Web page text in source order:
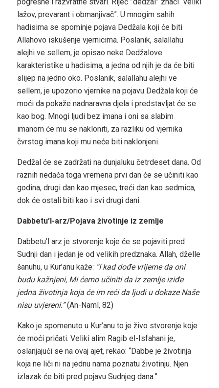
lažov, prevarant i obmanjivač”. U mnogim sahih
hadisima se spominje pojava Dedžala koji će biti
Allahovo iskušenje vjernicima. Poslanik, salallahu
alejhi ve sellem, je opisao neke Dedžalove
karakteristike u hadisima, a jedna od njih je da će biti
slijep na jedno oko. Poslanik, salallahu alejhi ve
sellem, je upozorio vjernike na pojavu Dedžala koji će
moći da pokaže nadnaravna djela i predstavljat će se
kao bog. Mnogi ljudi bez imana i oni sa slabim
imanom će mu se nakloniti, za razliku od vjernika
čvrstog imana koji mu neće biti naklonjeni.
Dedžal će se zadržati na dunjaluku četrdeset dana. Od
raznih nedaća toga vremena prvi dan će se učiniti kao
godina, drugi dan kao mjesec, treći dan kao sedmica,
dok će ostali biti kao i svi drugi dani.
Dabbetu’l-arz/Pojava životinje iz zemlje
Dabbetu’l arz je stvorenje koje će se pojaviti pred
Sudnji dan i jedan je od velikih predznaka. Allah, dželle
šanuhu, u Kur’anu kaže: “I kad dođe vrijeme da oni
budu kažnjeni, Mi ćemo učiniti da iz zemlje iziđe
jedna životinja koja će im reći da ljudi u dokaze Naše
nisu uvjereni.”(An-Naml, 82)
Kako je spomenuto u Kur’anu to je živo stvorenje koje
će moći pričati. Veliki alim Ragib el-Isfahani je,
oslanjajući se na ovaj ajet, rekao: “Dabbe je životinja
koja ne liči ni na jednu nama poznatu životinju. Njen
izlazak će biti pred pojavu Sudnjeg dana.”